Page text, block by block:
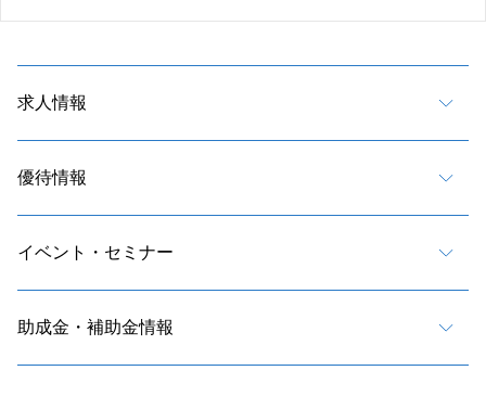
求人情報
優待情報
イベント・セミナー
助成金・補助金情報